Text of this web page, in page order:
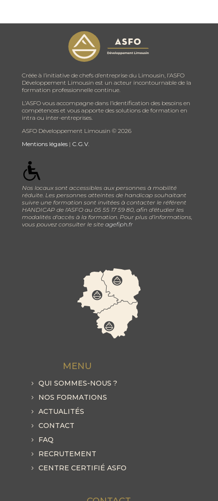
Créée à l’initiative de chefs d’entreprise du Limousin, l’ASFO
Développement Limousin est un acteur incontournable de la
formation professionnelle continue.
L’ASFO vous accompagne dans l’identification des besoins en
compétences et vous apporte des solutions de formation en
intra ou inter-entreprises.
ASFO Développement Limousin © 2026
Mentions légales| C.G.V.
Nos locaux sont accessibles aux personnes à mobilité
réduite. Les personnes atteintes de handicap souhaitant
suivre une formation sont invitées à contacter le référent
HANDICAP de l'ASFO au 05 55 17 59 80, afin d’étudier les
modalités d'accès à la formation. Pour plus d’informations,
vous pouvez consulter le site agefiph.fr
MENU
QUI SOMMES-NOUS ?
NOS FORMATIONS
ACTUALITÉS
CONTACT
FAQ
RECRUTEMENT
CENTRE CERTIFIÉ ASFO